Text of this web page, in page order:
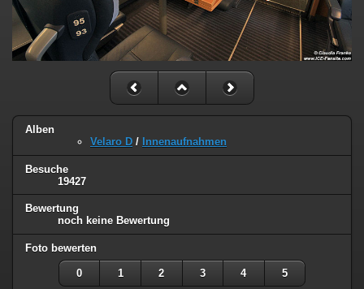
Alben
Velaro D / Innenaufnahmen
Besuche
19427
Bewertung
noch keine Bewertung
Foto bewerten
0 1 2 3 4 5